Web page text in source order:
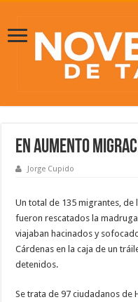
En aumento
Jorge Cupido
Un total de 135 migrantes, de
fueron rescatados la
viajaban hacinados y
Cárdenas en la caja de un
detenidos.
Se trata de 97 ciudadanos de